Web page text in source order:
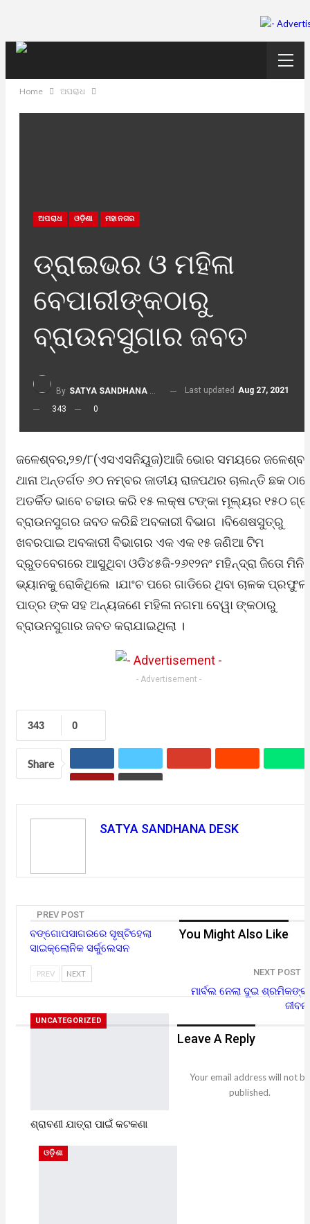
Home ଅପରାଧ
ଅପରାଧ ଓଡ଼ିଶା ମହାନଗର
ଡ୍ରାଇଭର ଓ ମହିଳା
ବେପାରୀଙ୍କଠାରୁ
ବ୍ରାଉନସୁଗାର ଜବତ
By SATYA SANDHANA DESK Last updated Aug 27, 2021
343
0
ଜଳେଶ୍ବର,୨୭/୮(ଏସଏସନିୟୁଜ)ଆଜି ଭୋର ସମୟରେ
ଥାନା ଅନ୍ତର୍ଗତ ୬୦ ନମ୍ବର ଜାତୀୟ ରାଜପଥର ଚାଲନ୍ତି ଛକ
ଅତର୍କିତ ଭାବେ ଚଢାଉ କରି ୧୫ ଲକ୍ଷ ଟଙ୍କା ମୂଲ୍ୟର ୧୫୦
ବ୍ରାଉନସୁଗର ଜବତ କରିଛି ଅବକାରୀ ବିଭାଗ ।ବିଶେଷସୁତ୍ରୁ
ଖବରପାଇ ଅବକାରୀ ବିଭାଗର ଏକ ଏକ ୧୫ ଜଣିଆ ଟିମ
ଦ୍ରୁତବେଗରେ ଆସୁଥିବା ଓଡି୪୫ଜି-୨୬୧୨ନଂ ମହିନ୍ଦ୍ରା ଜିତୋ ମିନି
ଭ୍ୟାନକୁ ରୋକିଥିଲେ ।ଯାଂଚ ପରେ ଗାଡିରେ ଥିବା ଚାଳକ
ପାତ୍ର ଙ୍କ ସହ ଅନ୍ୟଜଣେ ମହିଳା ନଗମା ବେୱା ଙ୍କଠାରୁ
ବ୍ରାଉନସୁଗାର ଜବତ କରାଯାଇଥିଲା ।
- Advertisement -
0
343
Share
SATYA SANDHANA DESK
PREV POST
ବଙ୍ଗୋପସାଗରରେ ସୃଷ୍ଟିହେଲା
ସାଇକ୍ଲୋନିକ ସର୍କୁଲେସନ
NEXT POST
ମାର୍ବଲ ନେଲା ଦୁଇ ଶ୍ରମିକଙ୍କ
ଜୀବନ
You Might Also Like
UNCATEGORIZED
ଶ୍ରାବଣୀ ଯାତ୍ରା ପାଇଁ କଟକଣା
ଓଡ଼ିଶା
PREV NEXT
Leave A Reply
Your email address will not be
published.